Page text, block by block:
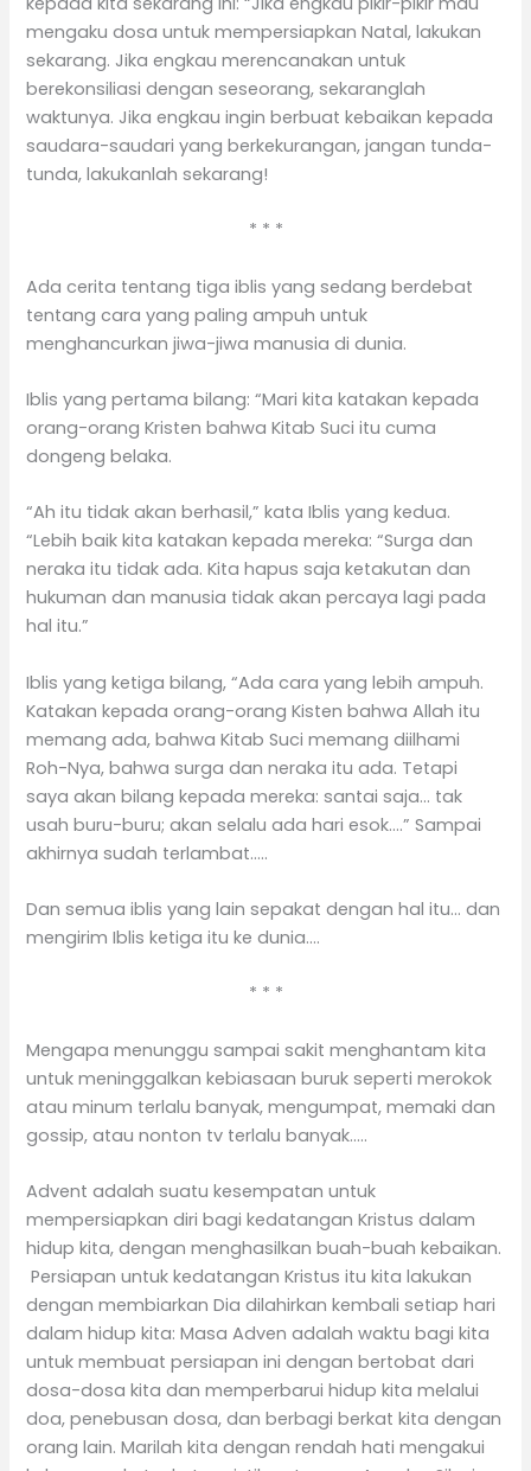
mengaku dosa untuk mempersiapkan Natal, lakukan
sekarang. Jika engkau merencanakan untuk
berekonsiliasi dengan seseorang, sekaranglah
waktunya. Jika engkau ingin berbuat kebaikan kepada
saudara-saudari yang berkekurangan, jangan tunda-
tunda, lakukanlah sekarang!
* * *
Ada cerita tentang tiga iblis yang sedang berdebat
tentang cara yang paling ampuh untuk
menghancurkan jiwa-jiwa manusia di dunia.
Iblis yang pertama bilang: “Mari kita katakan kepada
orang-orang Kristen bahwa Kitab Suci itu cuma
dongeng belaka.
“Ah itu tidak akan berhasil,” kata Iblis yang kedua.
“Lebih baik kita katakan kepada mereka: “Surga dan
neraka itu tidak ada. Kita hapus saja ketakutan dan
hukuman dan manusia tidak akan percaya lagi pada
hal itu.”
Iblis yang ketiga bilang, “Ada cara yang lebih ampuh.
Katakan kepada orang-orang Kisten bahwa Allah itu
memang ada, bahwa Kitab Suci memang diilhami
Roh-Nya, bahwa surga dan neraka itu ada. Tetapi
saya akan bilang kepada mereka: santai saja… tak
usah buru-buru; akan selalu ada hari esok….” Sampai
akhirnya sudah terlambat…..
Dan semua iblis yang lain sepakat dengan hal itu… dan
mengirim Iblis ketiga itu ke dunia….
* * *
Mengapa menunggu sampai sakit menghantam kita
untuk meninggalkan kebiasaan buruk seperti merokok
atau minum terlalu banyak, mengumpat, memaki dan
gossip, atau nonton tv terlalu banyak…..
Advent adalah suatu kesempatan untuk
mempersiapkan diri bagi kedatangan Kristus dalam
hidup kita, dengan menghasilkan buah-buah kebaikan.
Persiapan untuk kedatangan Kristus itu kita lakukan
dengan membiarkan Dia dilahirkan kembali setiap hari
dalam hidup kita: Masa Adven adalah waktu bagi kita
untuk membuat persiapan ini dengan bertobat dari
dosa-dosa kita dan memperbarui hidup kita melalui
doa, penebusan dosa, dan berbagi berkat kita dengan
orang lain. Marilah kita dengan rendah hati mengakui